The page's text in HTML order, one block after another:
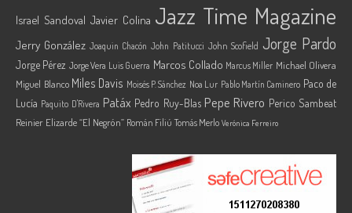
Israel Sandoval Javier Colina Jazz Time Magazine
Jerry González Joaquin Chacón John Patitucci John Scofield Jorge Pardo
Jorge Pérez Jorge Vera Luis Guerra Marcos Collado Marcus Miller Michael Olivera
Miguel Blanco Miles Davis Moisés P. Sánchez Noa Lur Pablo Martín Caminero Paco de
Lucía Paquito D'Rivera Patáx Pedro Ruy-Blas Pepe Rivero Perico Sambeat
Reinier Elizarde “El Negrón” Román Filiú Tomás Merlo Verónica Ferreiro